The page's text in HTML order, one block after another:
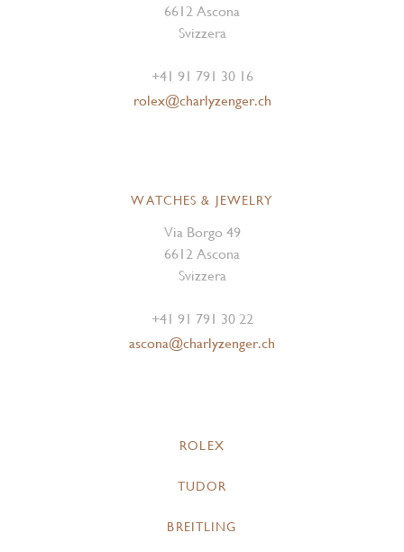
6612 Ascona
Svizzera
+41 91 791 30 16
rolex@charlyzenger.ch
WATCHES & JEWELRY
Via Borgo 49
6612 Ascona
Svizzera
+41 91 791 30 22
ascona@charlyzenger.ch
ROLEX
TUDOR
BREITLING